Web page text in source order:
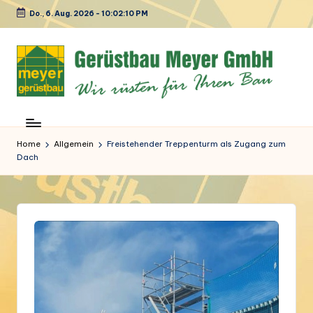
Skip
content
Do., 6. Aug. 2026 - 10:02:11 PM
y
e
r
Spezialist
in
Sachen
Gerüstbau
Home Allgemein
Freistehender Treppenturm als Zugang zum
Dach